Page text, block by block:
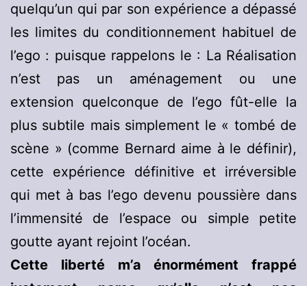
quelqu’un qui par son expérience a dépassé
les limites du conditionnement habituel de
l’ego : puisque rappelons le : La Réalisation
n’est pas un aménagement ou une
extension quelconque de l’ego fût-elle la
plus subtile mais simplement le « tombé de
scène » (comme Bernard aime à le définir),
cette expérience définitive et irréversible
qui met à bas l’ego devenu poussière dans
l’immensité de l’espace ou simple petite
goutte ayant rejoint l’océan.
Cette liberté m’a énormément frappé